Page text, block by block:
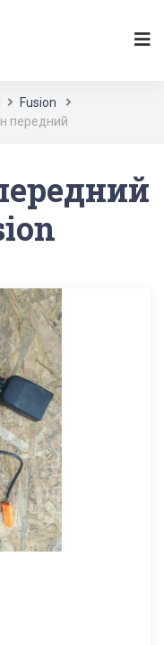
Fusion
передний